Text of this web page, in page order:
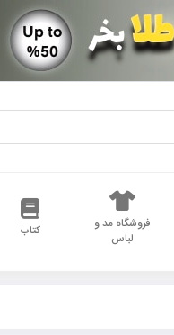
فروشگاه مد و
لباس
کتاب